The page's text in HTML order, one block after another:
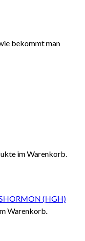
im Warenkorb.
Warenkorb.
bekommt man
(HGH)